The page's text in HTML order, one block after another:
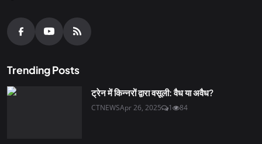
Trending Posts
ट्रेन में किन्नरों द्वारा वसूली: वैध या अवैध?
CTNEWSApr 26, 2025 1 84